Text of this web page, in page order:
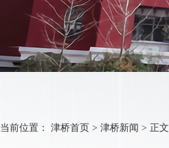
当前位置： 津桥首页 > 津桥新闻 > 正文